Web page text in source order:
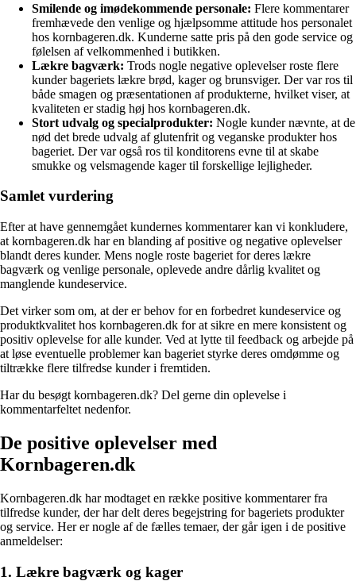
Smilende og imødekommende personale: Flere kommentarer
fremhævede den venlige og hjælpsomme attitude hos personalet
hos kornbageren.dk. Kunderne satte pris på den gode service og
følelsen af velkommenhed i butikken.
Lækre bagværk: Trods nogle negative oplevelser roste flere
kunder bageriets lækre brød, kager og brunsviger. Der var ros til
både smagen og præsentationen af produkterne, hvilket viser, at
kvaliteten er stadig høj hos kornbageren.dk.
Stort udvalg og specialprodukter: Nogle kunder nævnte, at de
nød det brede udvalg af glutenfrit og veganske produkter hos
bageriet. Der var også ros til konditorens evne til at skabe
smukke og velsmagende kager til forskellige lejligheder.
Samlet vurdering
Efter at have gennemgået kundernes kommentarer kan vi konkludere,
at kornbageren.dk har en blanding af positive og negative oplevelser
blandt deres kunder. Mens nogle roste bageriet for deres lækre
bagværk og venlige personale, oplevede andre dårlig kvalitet og
manglende kundeservice.
Det virker som om, at der er behov for en forbedret kundeservice og
produktkvalitet hos kornbageren.dk for at sikre en mere konsistent og
positiv oplevelse for alle kunder. Ved at lytte til feedback og arbejde på
at løse eventuelle problemer kan bageriet styrke deres omdømme og
tiltrække flere tilfredse kunder i fremtiden.
Har du besøgt kornbageren.dk? Del gerne din oplevelse i
kommentarfeltet nedenfor.
De positive oplevelser med
Kornbageren.dk
Kornbageren.dk har modtaget en række positive kommentarer fra
tilfredse kunder, der har delt deres begejstring for bageriets produkter
og service. Her er nogle af de fælles temaer, der går igen i de positive
anmeldelser:
1. Lækre bagværk og kager